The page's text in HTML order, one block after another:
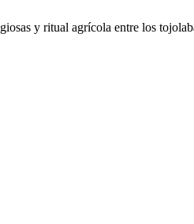
y ritual agrícola entre los